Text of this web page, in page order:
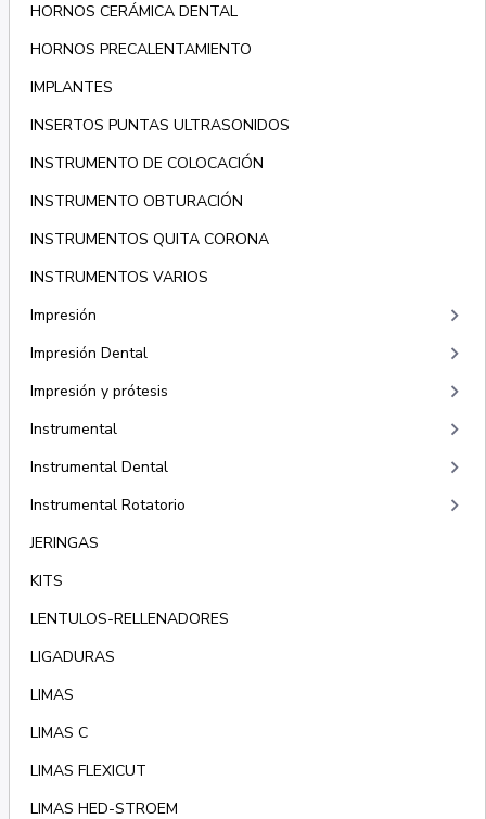
HORNOS CERÁMICA DENTAL
HORNOS PRECALENTAMIENTO
IMPLANTES
INSERTOS PUNTAS ULTRASONIDOS
INSTRUMENTO DE COLOCACIÓN
INSTRUMENTO OBTURACIÓN
INSTRUMENTOS QUITA CORONA
INSTRUMENTOS VARIOS
Impresión
keyboard_arrow_right
Impresión Dental keyboard_arrow_right
Impresión y prótesis keyboard_arrow_right
Instrumental keyboard_arrow_right
Instrumental Dental keyboard_arrow_right
Instrumental Rotatorio keyboard_arrow_right
JERINGAS
KITS
LENTULOS-RELLENADORES
LIGADURAS
LIMAS
LIMAS C
LIMAS FLEXICUT
LIMAS HED-STROEM